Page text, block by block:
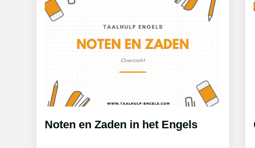
Noten en Zaden in het Engels